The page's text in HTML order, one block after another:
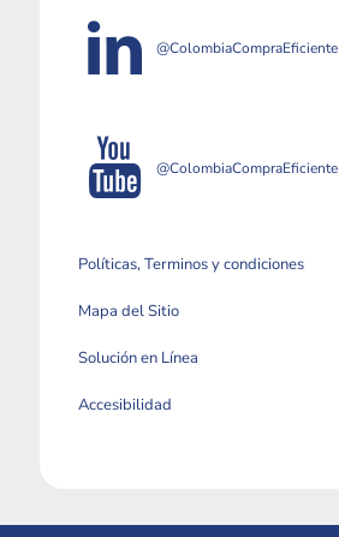
@ColombiaCompraEficiente
@ColombiaCompraEficiente
Políticas, Terminos y condiciones
Mapa del Sitio
Solución en Línea
Accesibilidad